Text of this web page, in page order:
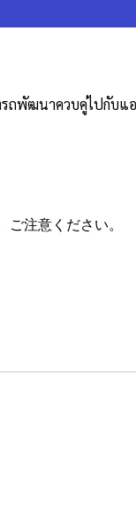
ถพัฒนาควบคู่ไปกั
注意ください。